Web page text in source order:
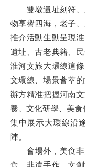
雙墩遺址刻符、
物享譽四海，老子
推介活動生動呈現
遺址、古老典籍、
淮河文旅大環線這
文環線、場景薈萃
辦方精准把握河南
養、文化研學、美食
集中展示大環線沿
陣。
會場外，美食非
食、非遺手作、文